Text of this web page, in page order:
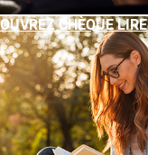
CHÈQUE LIRE